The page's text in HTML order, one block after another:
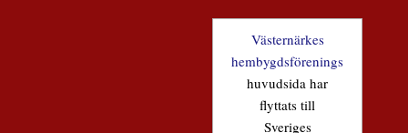
Västernärkes
hembygdsförenings
huvudsida har
flyttats till
Sveriges